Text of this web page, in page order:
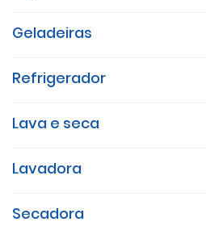
Geladeiras
Refrigerador
Lava e seca
Lavadora
Secadora